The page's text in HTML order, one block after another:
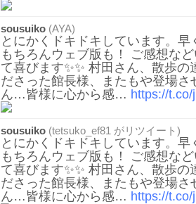
sousuiko (AYA)
とにかくドキドキしています。
もちろんウェブ版も！ ご感想な
て喜びます✨✨ 村田さん、散歩
ださった館長様、またもや登場さ
ん…皆様に心から感… https://
sousuiko (tetsuko_ef81 がリツイート)
とにかくドキドキしています。
もちろんウェブ版も！ ご感想な
て喜びます✨✨ 村田さん、散歩
ださった館長様、またもや登場さ
ん…皆様に心から感… https://